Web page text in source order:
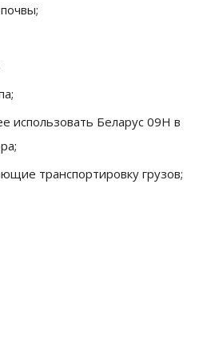
использовать Беларус 09Н в
транспортировку грузов;